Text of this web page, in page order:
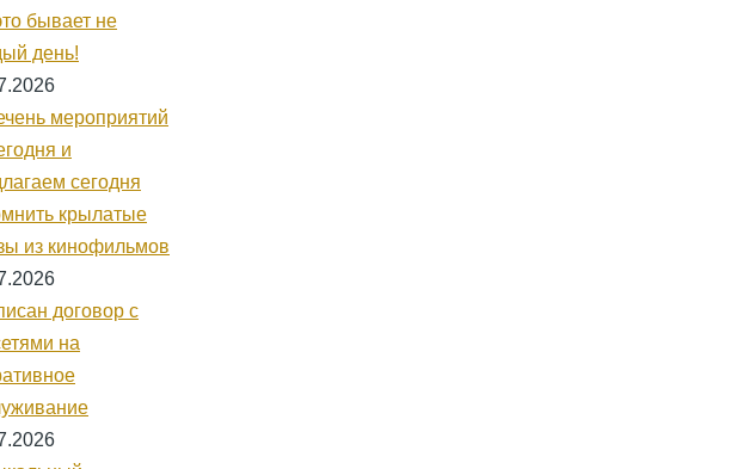
бывает не
день!
мероприятий
и
сегодня
крылатые
из кинофильмов
договор с
на